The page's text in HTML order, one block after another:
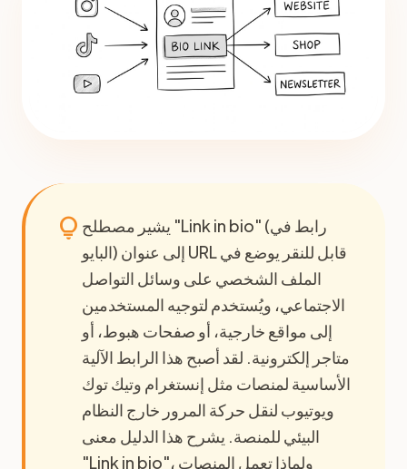
lightbulb يشير مصطلح "Link in bio" (رابط في
البايو) إلى عنوان URL قابل للنقر يوضع في
الملف الشخصي على وسائل التواصل
الاجتماعي، ويُستخدم لتوجيه المستخدمين
إلى مواقع خارجية، أو صفحات هبوط، أو
متاجر إلكترونية. لقد أصبح هذا الرابط الآلية
الأساسية لمنصات مثل إنستغرام وتيك توك
ويوتيوب لنقل حركة المرور خارج النظام
البيئي للمنصة. يشرح هذا الدليل معنى
"Link in bio"، ولماذا تعمل المنصات